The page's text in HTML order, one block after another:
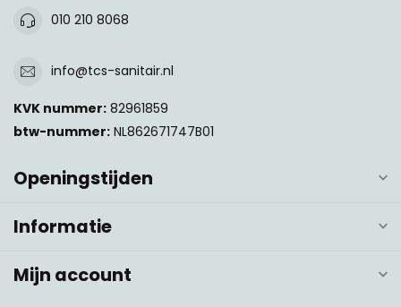
010 210 8068
info@tcs-sanitair.nl
KVK nummer: 82961859
btw-nummer: NL862671747B01
Openingstijden
Informatie
Mijn account